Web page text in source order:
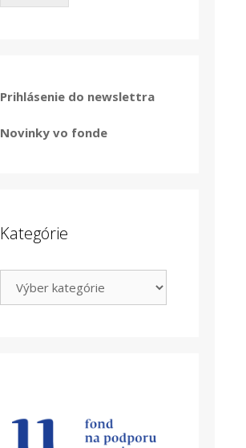
Prihlásenie do newslettra
Novinky vo fonde
Kategórie